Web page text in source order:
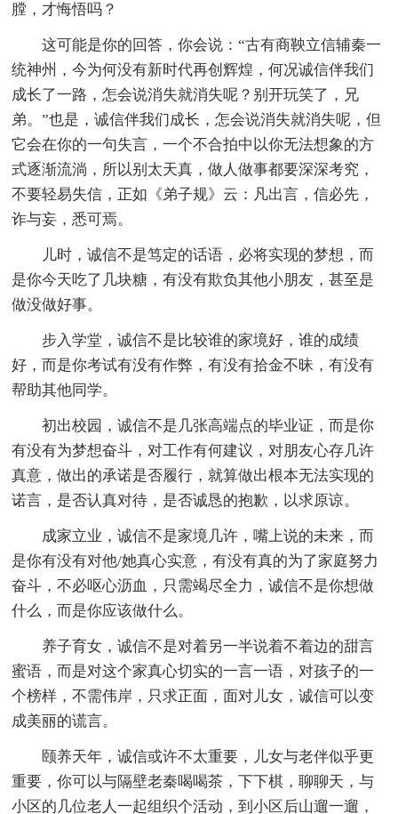
膛，才悔悟吗？
这可能是你的回答，你会说：“古有商鞅立信辅秦一
统神州，今为何没有新时代再创辉煌，何况诚信伴我们
成长了一路，怎会说消失就消失呢？别开玩笑了，兄
弟。”也是，诚信伴我们成长，怎会说消失就消失呢，但
它会在你的一句失言，一个不合拍中以你无法想象的方
式逐渐流淌，所以别太天真，做人做事都要深深考究，
不要轻易失信，正如《弟子规》云：凡出言，信必先，
诈与妄，悉可焉。
儿时，诚信不是笃定的话语，必将实现的梦想，而
是你今天吃了几块糖，有没有欺负其他小朋友，甚至是
做没做好事。
步入学堂，诚信不是比较谁的家境好，谁的成绩
好，而是你考试有没有作弊，有没有拾金不昧，有没有
帮助其他同学。
初出校园，诚信不是几张高端点的毕业证，而是你
有没有为梦想奋斗，对工作有何建议，对朋友心存几许
真意，做出的承诺是否履行，就算做出根本无法实现的
诺言，是否认真对待，是否诚恳的抱歉，以求原谅。
成家立业，诚信不是家境几许，嘴上说的未来，而
是你有没有对他/她真心实意，有没有真的为了家庭努力
奋斗，不必呕心沥血，只需竭尽全力，诚信不是你想做
什么，而是你应该做什么。
养子育女，诚信不是对着另一半说着不着边的甜言
蜜语，而是对这个家真心切实的一言一语，对孩子的一
个榜样，不需伟岸，只求正面，面对儿女，诚信可以变
成美丽的谎言。
颐养天年，诚信或许不太重要，儿女与老伴似乎更
重要，你可以与隔壁老秦喝喝茶，下下棋，聊聊天，与
小区的几位老人一起组织个活动，到小区后山遛一遛，